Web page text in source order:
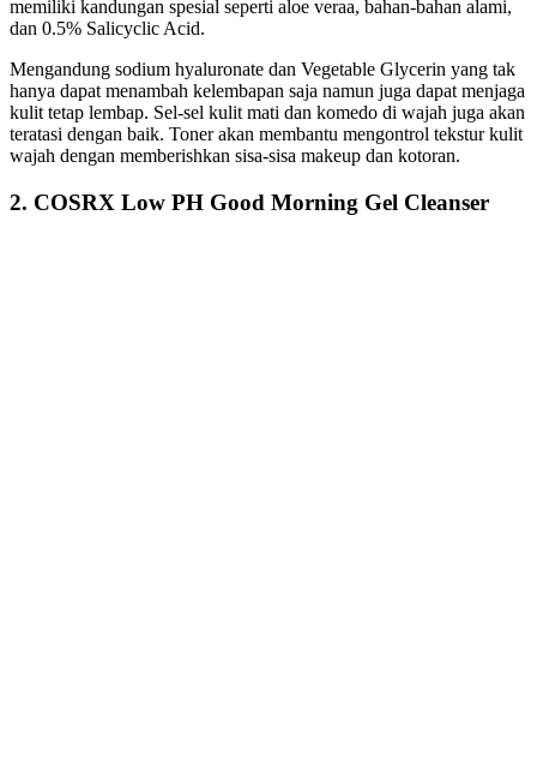
memiliki kandungan spesial seperti aloe veraa, bahan-bahan alami,
dan 0.5% Salicyclic Acid.
Mengandung sodium hyaluronate dan Vegetable Glycerin yang tak
hanya dapat menambah kelembapan saja namun juga dapat menjaga
kulit tetap lembap. Sel-sel kulit mati dan komedo di wajah juga akan
teratasi dengan baik. Toner akan membantu mengontrol tekstur kulit
wajah dengan memberishkan sisa-sisa makeup dan kotoran.
2. COSRX Low PH Good Morning Gel Cleanser